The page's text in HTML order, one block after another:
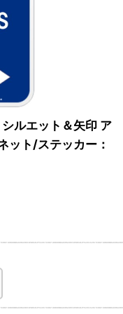
ルエット＆矢印 ア
ット/ステッカー：